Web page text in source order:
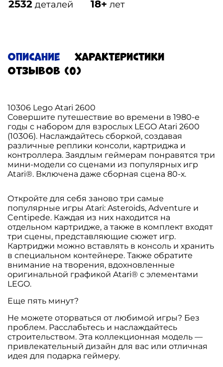
2532 деталей 18+ лет
Описание
Характеристики
Отзывов (0)
10306 Lego Atari 2600
Совершите путешествие во времени в 1980-е
годы с набором для взрослых LEGO Atari 2600
(10306). Наслаждайтесь сборкой, создавая
различные реплики консоли, картриджа и
контроллера. Заядлым геймерам понравятся три
мини-модели со сценами из популярных игр
Atari®. Включена даже сборная сцена 80-х.
Откройте для себя заново три самые
популярные игры Atari: Asteroids, Adventure и
Centipede. Каждая из них находится на
отдельном картридже, а также в комплект входят
три сцены, представляющие сюжет игр.
Картриджи можно вставлять в консоль и хранить
в специальном контейнере. Также обратите
внимание на творения, вдохновленные
оригинальной графикой Atari® с элементами
LEGO.
Еще пять минут?
Не можете оторваться от любимой игры? Без
проблем. Расслабьтесь и наслаждайтесь
строительством. Эта коллекционная модель —
привлекательный дизайн для вас или отличная
идея для подарка геймеру.